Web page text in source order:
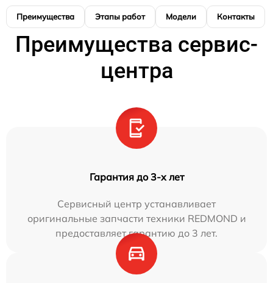
Преимущества Этапы работ Модели Контакты
Преимущества сервис-
центра
Гарантия до 3-х лет
Сервисный центр устанавливает
оригинальные запчасти техники REDMOND и
предоставляет гарантию до 3 лет.